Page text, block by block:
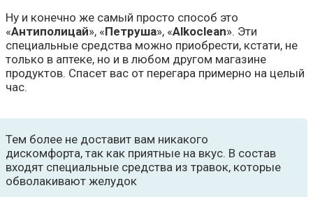
Ну и конечно же самый просто способ это
«Антиполицай», «Петруша», «Alkoclean». Эти
специальные средства можно приобрести, кстати, не
только в аптеке, но и в любом другом магазине
продуктов. Спасет вас от перегара примерно на целый
час.
Тем более не доставит вам никакого
дискомфорта, так как приятные на вкус. В состав
входят специальные средства из травок, которые
обволакивают желудок